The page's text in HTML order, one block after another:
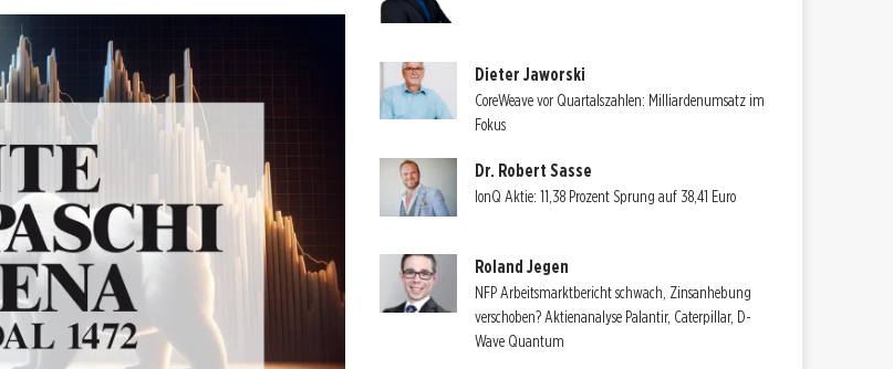
Dieter Jaworski
CoreWeave vor Quartalszahlen: Milliardenumsatz im
Fokus
Dr. Robert Sasse
IonQ Aktie: 11,38 Prozent Sprung auf 38,41 Euro
Roland Jegen
NFP Arbeitsmarktbericht schwach, Zinsanhebung
verschoben? Aktienanalyse Palantir, Caterpillar, D-
Wave Quantum